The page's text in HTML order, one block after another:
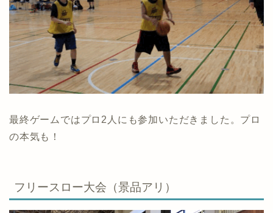
最終ゲームではプロ2人にも参加いただきました。プロ
の本気も！
フリースロー大会（景品アリ）